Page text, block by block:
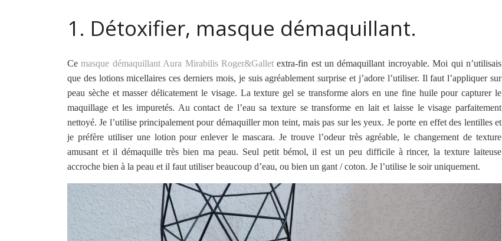
1. Détoxifier, masque démaquillant.
Cemasque démaquillant Aura Mirabilis Roger&Galletextra-fin est un démaquillant incroyable. Moi qui n’utilisais
que des lotions micellaires ces derniers mois, je suis agréablement surprise et j’adore l’utiliser. Il faut l’appliquer sur
peau sèche et masser délicatement le visage. La texture gel se transforme alors en une fine huile pour capturer le
maquillage et les impuretés. Au contact de l’eau sa texture se transforme en lait et laisse le visage parfaitement
nettoyé. Je l’utilise principalement pour démaquiller mon teint, mais pas sur les yeux. Je porte en effet des lentilles et
je préfère utiliser une lotion pour enlever le mascara. Je trouve l’odeur très agréable, le changement de texture
amusant et il démaquille très bien ma peau. Seul petit bémol, il est un peu difficile à rincer, la texture laiteuse
accroche bien à la peau et il faut utiliser beaucoup d’eau, ou bien un gant / coton. Je l’utilise le soir uniquement.